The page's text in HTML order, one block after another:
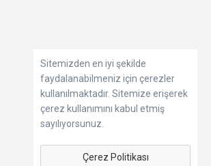
Sitemizden en iyi şekilde
faydalanabilmeniz için çerezler
kullanılmaktadır. Sitemize erişerek
çerez kullanımını kabul etmiş
sayılıyorsunuz.
Çerez Politikası